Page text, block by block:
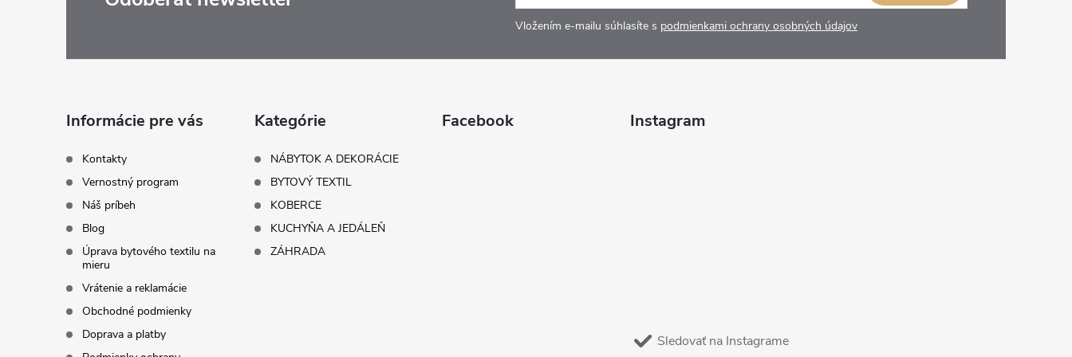
Vložením e-mailu súhlasíte s podmienkami ochrany osobných údajov
Informácie pre vás
Kontakty
Vernostný program
Náš príbeh
Blog
Úprava bytového textilu na
mieru
Vrátenie a reklamácie
Obchodné podmienky
Doprava a platby
Kategórie
NÁBYTOK A DEKORÁCIE
BYTOVÝ TEXTIL
KOBERCE
KUCHYŇA A JEDÁLEŇ
ZÁHRADA
Facebook Instagram
Sledovať na Instagrame